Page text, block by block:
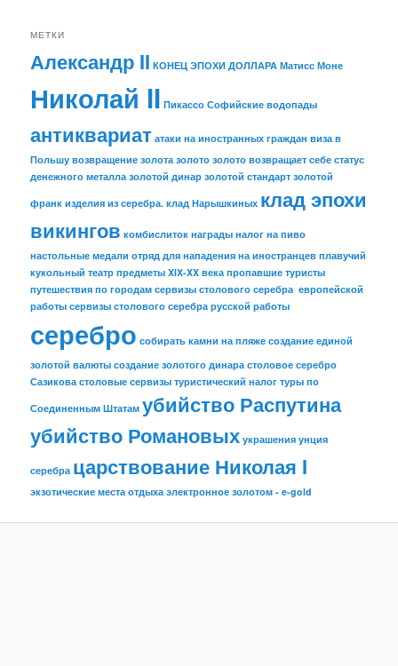
МЕТКИ
Александр II КОНЕЦ ЭПОХИ ДОЛЛАРА Матисс Моне
Николай II Пикассо Софийские водопады
антиквариат атаки на иностранных граждан виза в
Польшу возвращение золота золото золото возвращает себе статус
денежного металла золотой динар золотой стандарт золотой
франк изделия из серебра. клад Нарышкиных клад эпохи
викингов комбислиток награды налог на пиво
настольные медали отряд для нападения на иностранцев плавучий
кукольный театр предметы XIX-XX века пропавшие туристы
путешествия по городам сервизы столового серебра европейской
работы сервизы столового серебра русской работы
серебро собирать камни на пляже создание единой
золотой валюты создание золотого динара столовое серебро
Сазикова столовые сервизы туристический налог туры по
Соединенным Штатам убийство Распутина
убийство Романовых украшения унция
серебра царствование Николая I
экзотические места отдыха электронное золотом - e-gold